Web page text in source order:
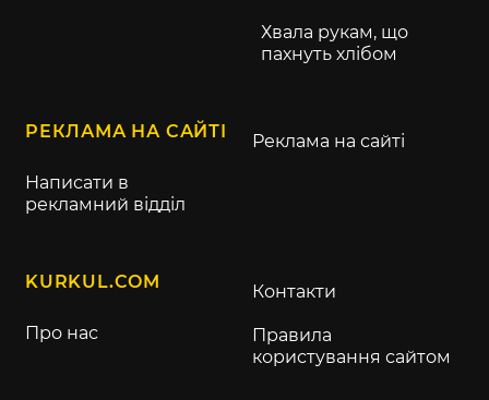
Хвала рукам, що
пахнуть хлібом
РЕКЛАМА НА САЙТІ
Написати в
рекламний відділ
Реклама на сайті
KURKUL.COM
Про нас
Контакти
Правила
користування сайтом